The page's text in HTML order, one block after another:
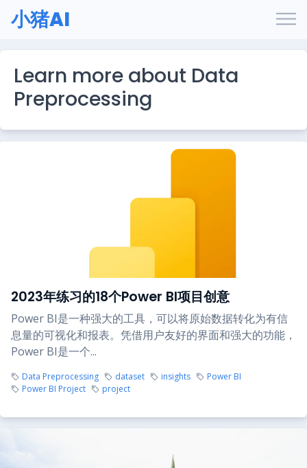
小猪AI
Learn more about Data
Preprocessing
2023年练习的18个Power BI项目创意
Power BI是一种强大的工具，可以将原始数据转化为有信
息量的可视化和报表。凭借用户友好的界面和强大的功能，
Power BI是一个...
Data Preprocessing dataset insights
Power BI
Power BI Project
project